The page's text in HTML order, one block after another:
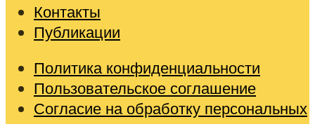
Контакты
Публикации
Политика конфиденциальности
Пользовательское соглашение
Согласие на обработку персональных